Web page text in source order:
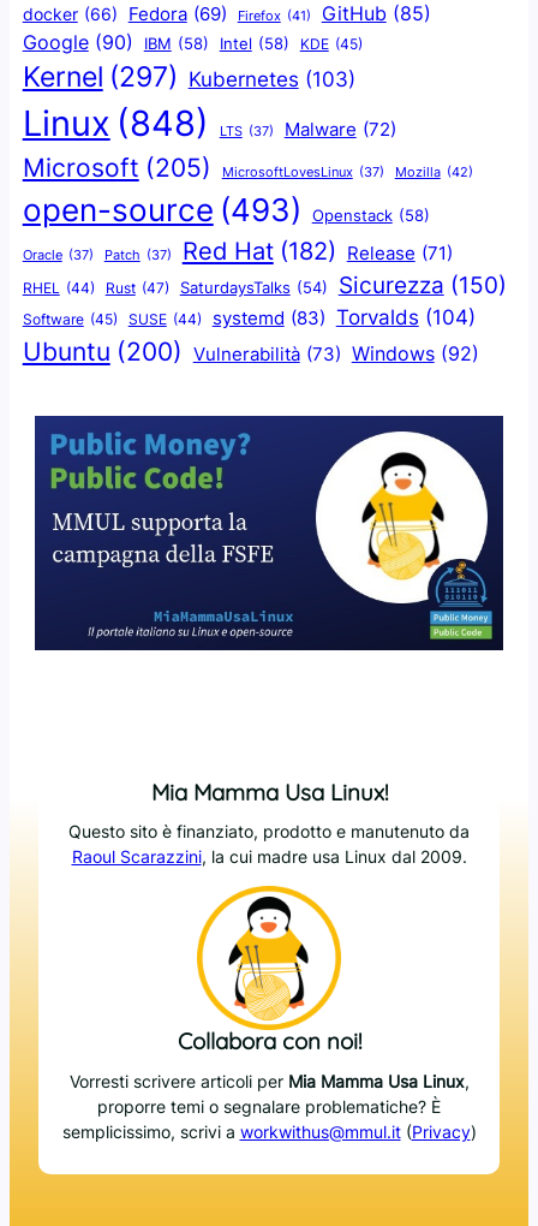
docker (66) Fedora (69) Firefox (41) GitHub (85)
Google (90) IBM (58) Intel (58) KDE (45)
Kernel (297) Kubernetes (103)
Linux (848) LTS (37) Malware (72)
Microsoft (205) MicrosoftLovesLinux (37) Mozilla (42)
open-source (493) Openstack (58)
Oracle (37) Patch (37) Red Hat (182) Release (71)
RHEL (44) Rust (47) SaturdaysTalks (54) Sicurezza (150)
Software (45) SUSE (44) systemd (83) Torvalds (104)
Ubuntu (200) Vulnerabilità (73) Windows (92)
Mia Mamma Usa Linux!
Questo sito è finanziato, prodotto e manutenuto da
Raoul Scarazzini, la cui madre usa Linux dal 2009.
Collabora con noi!
Vorresti scrivere articoli per Mia Mamma Usa Linux,
proporre temi o segnalare problematiche? È
semplicissimo, scrivi a workwithus@mmul.it(Privacy)